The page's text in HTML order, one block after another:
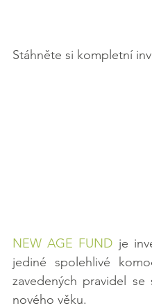
Stáhněte si kompletní
NEW AGE FUND je
jediné spolehlivé
zavedených pravidel
nového věku.